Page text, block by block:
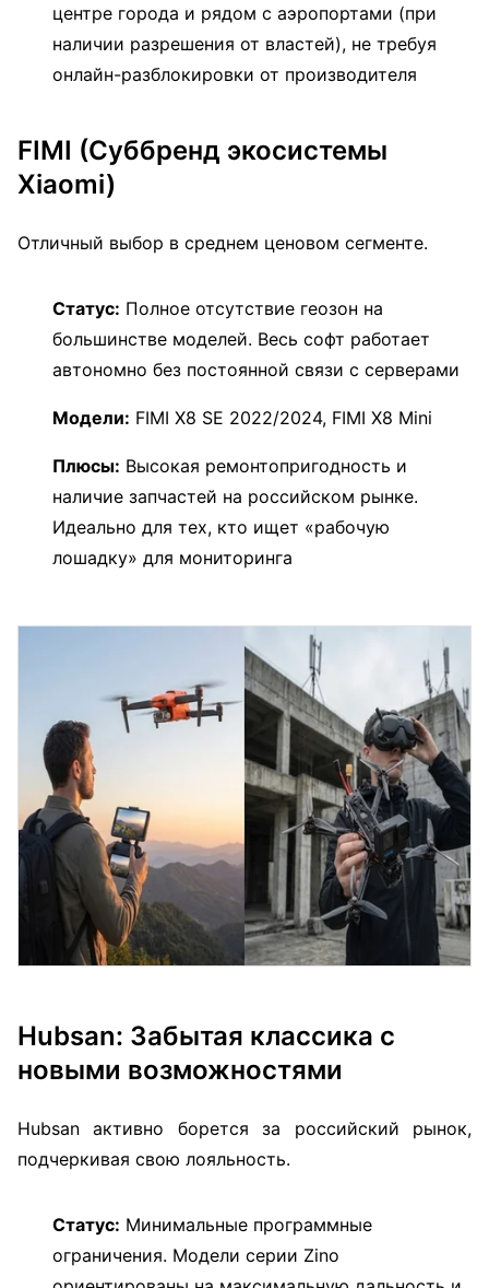
центре города и рядом с аэропортами (при
наличии разрешения от властей), не требуя
онлайн-разблокировки от производителя
FIMI (Суббренд экосистемы
Xiaomi)
Отличный выбор в среднем ценовом сегменте.
Статус: Полное отсутствие геозон на
большинстве моделей. Весь софт работает
автономно без постоянной связи с серверами
Модели: FIMI X8 SE 2022/2024, FIMI X8 Mini
Плюсы: Высокая ремонтопригодность и
наличие запчастей на российском рынке.
Идеально для тех, кто ищет «рабочую
лошадку» для мониторинга
Hubsan: Забытая классика с
новыми возможностями
Hubsan активно борется за российский рынок,
подчеркивая свою лояльность.
Статус: Минимальные программные
ограничения. Модели серии Zino